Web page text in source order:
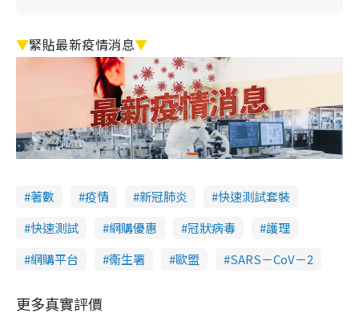
▼緊貼最新疫情消息▼
著數 疫情 新冠肺炎
快速測試套裝
快速測試
網購優惠 冠狀病毒
護理
網購平台
衞生署 歐盟 SARS－CoV－2
更多真實評價